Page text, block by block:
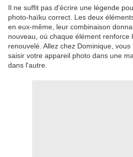
Il ne suffit pas d'écrire une légende
photo-haïku correct. Les deux
en eux-même, leur combinaison
nouveau, où chaque élément renforce
renouvelé. Allez chez Dominique,
saisir votre appareil photo dans une
dans l'autre.